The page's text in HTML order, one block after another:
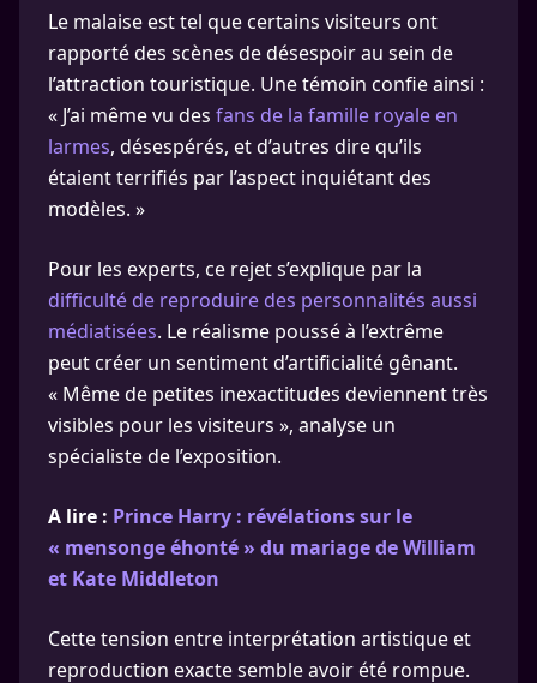
Le malaise est tel que certains visiteurs ont
rapporté des scènes de désespoir au sein de
l’attraction touristique. Une témoin confie ainsi :
« J’ai même vu des fans de la famille royale en
larmes, désespérés, et d’autres dire qu’ils
étaient terrifiés par l’aspect inquiétant des
modèles. »
Pour les experts, ce rejet s’explique par la
difficulté de reproduire des personnalités aussi
médiatisées. Le réalisme poussé à l’extrême
peut créer un sentiment d’artificialité gênant.
« Même de petites inexactitudes deviennent très
visibles pour les visiteurs », analyse un
spécialiste de l’exposition.
A lire : Prince Harry : révélations sur le
« mensonge éhonté » du mariage de William
et Kate Middleton
Cette tension entre interprétation artistique et
reproduction exacte semble avoir été rompue.